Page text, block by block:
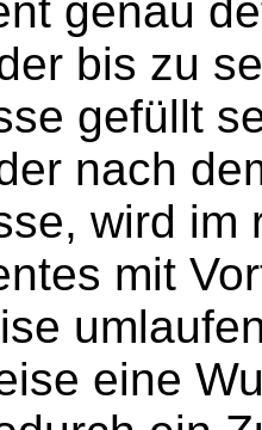
genau
bis zu
gefüllt
nach
wird im
mit
eine